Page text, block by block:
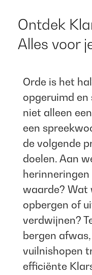
Ontdek
Alles voor
Orde is het
opgeruimd en
niet alleen
een
de volgende
doelen. Aan
waarde? Wat
opbergen of
verdwijnen?
bergen
vuilnishopen
efficiënte